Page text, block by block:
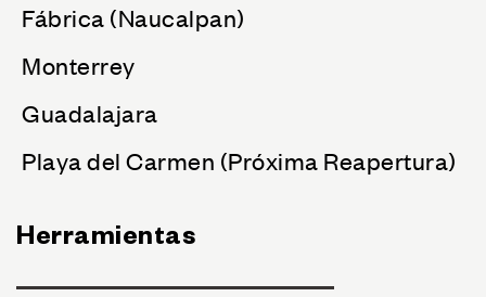
Fábrica (Naucalpan)
Monterrey
Guadalajara
Playa del Carmen (Próxima Reapertura)
Herramientas